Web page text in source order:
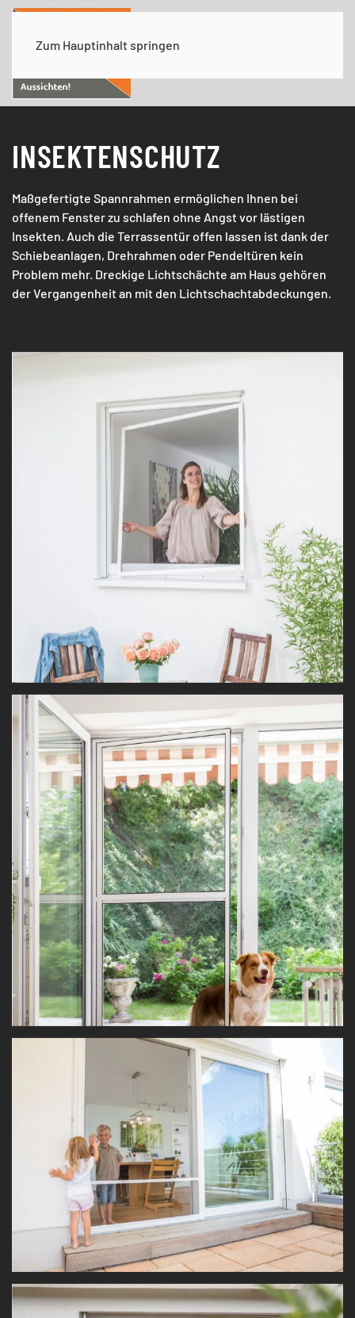
Zum Hauptinhalt springen
INSEKTENSCHUTZ
Maßgefertigte Spannrahmen ermöglichen Ihnen bei
offenem Fenster zu schlafen ohne Angst vor lästigen
Insekten. Auch die Terrassentür offen lassen ist dank der
Schiebeanlagen, Drehrahmen oder Pendeltüren kein
Problem mehr. Dreckige Lichtschächte am Haus gehören
der Vergangenheit an mit den Lichtschachtabdeckungen.